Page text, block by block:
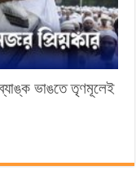
ভাঙতে তৃণমূলেই